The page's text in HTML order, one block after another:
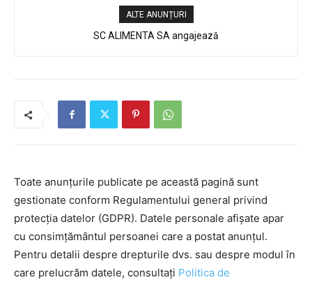
ALTE ANUNȚURI
SC ALIMENTA SA angajează
Toate anunțurile publicate pe această pagină sunt
gestionate conform Regulamentului general privind
protecția datelor (GDPR). Datele personale afișate apar
cu consimțământul persoanei care a postat anunțul.
Pentru detalii despre drepturile dvs. sau despre modul în
care prelucrăm datele, consultați Politica de